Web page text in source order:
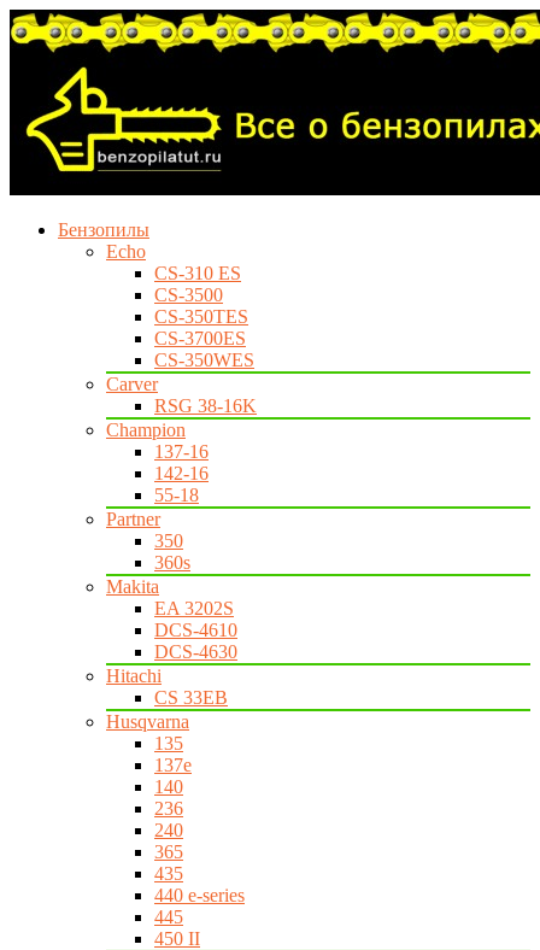
Бензопилы
Echo
CS-310 ES
CS-3500
CS-350TES
CS-3700ES
CS-350WES
Carver
RSG 38-16K
Champion
137-16
142-16
55-18
Partner
350
360s
Makita
EA 3202S
DCS-4610
DCS-4630
Hitachi
CS 33EB
Husqvarna
135
137e
140
236
240
365
435
440 e-series
445
450 II